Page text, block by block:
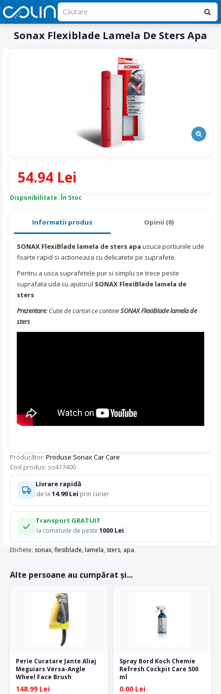
Sonax Flexiblade Lamela De Sters Apa
Informatii produs Opinii (0)
SONAX FlexiBlade lamela de sters apa usuca portiunile ude
foarte rapid si actioneaza cu delicatete pe suprafete.
Pentru a usca suprafetele pur si simplu se trece peste
suprafata uda cu ajutorul SONAX FlexiBlade lamela de
sters
Prezentare: Cutie de carton ce contineSONAX FlexiBlade lamela de
sters
Producător: Produse Sonax Car Care
Cod produs: so417400
Disponibilitate: În Stoc
54.94 Lei
Livrare rapidă
de la 14.99 Lei prin curier
Transport GRATUIT
la comenzile de peste 1000 Lei
Etichete: sonax, flesiblade, lamela, sters, apa
Alte persoane au cumpărat și...
Perie Curatare Jante Aliaj
Meguiars Versa-Angle
Wheel Face Brush
148.99 Lei
Spray Bord Koch Chemie
Refresh Cockpit Care 500
ml
0.00 Lei